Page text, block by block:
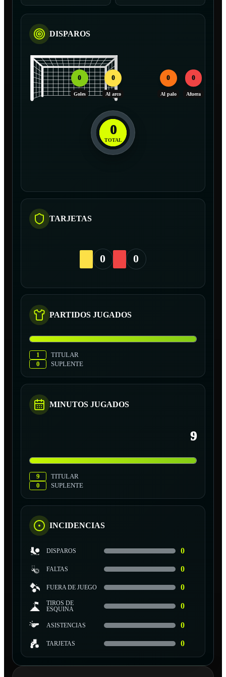
DISPAROS
0
Goles
0
Al arco
0
Al palo
0
Afuera
0
TOTAL
TARJETAS
0 0
PARTIDOS JUGADOS
1
TITULAR
0
SUPLENTE
MINUTOS JUGADOS
9
9
TITULAR
0
SUPLENTE
INCIDENCIAS
DISPAROS 0
FALTAS 0
FUERA DE JUEGO 0
TIROS DE
ESQUINA
0
ASISTENCIAS 0
TARJETAS 0